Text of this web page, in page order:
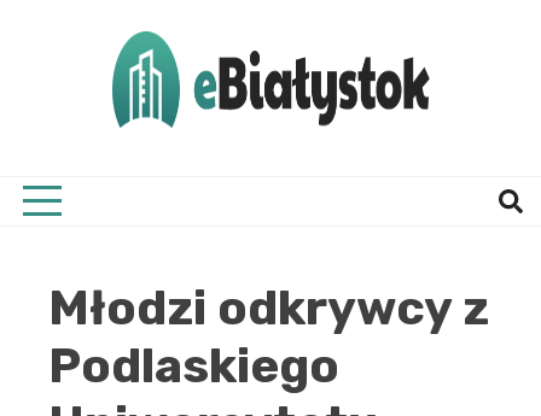
Młodzi odkrywcy z
Podlaskiego